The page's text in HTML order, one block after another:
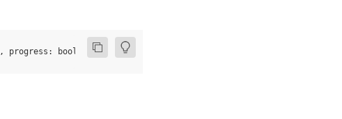
, progress : bool True **